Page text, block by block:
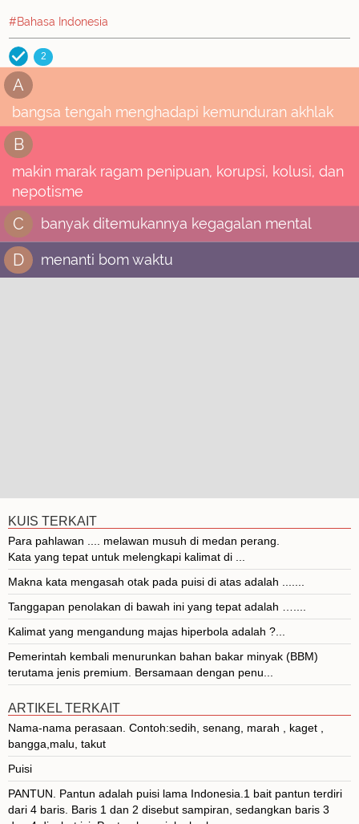
#Bahasa Indonesia
2
A
bangsa tengah menghadapi kemunduran akhlak
B
makin marak ragam penipuan, korupsi, kolusi, dan
nepotisme
C banyak ditemukannya kegagalan mental
D menanti bom waktu
KUIS TERKAIT
Para pahlawan .... melawan musuh di medan perang.
Kata yang tepat untuk melengkapi kalimat di ...
Makna kata mengasah otak pada puisi di atas adalah .......
Tanggapan penolakan di bawah ini yang tepat adalah …....
Kalimat yang mengandung majas hiperbola adalah ?...
Pemerintah kembali menurunkan bahan bakar minyak (BBM)
terutama jenis premium. Bersamaan dengan penu...
ARTIKEL TERKAIT
Nama-nama perasaan. Contoh:sedih, senang, marah , kaget ,
bangga,malu, takut
Puisi
PANTUN. Pantun adalah puisi lama Indonesia.1 bait pantun terdiri
dari 4 baris. Baris 1 dan 2 disebut sampiran, sedangkan baris 3